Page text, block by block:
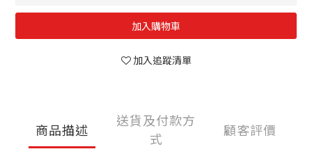
加入購物車
加入追蹤清單
商品描述
送貨及付款方
式
顧客評價